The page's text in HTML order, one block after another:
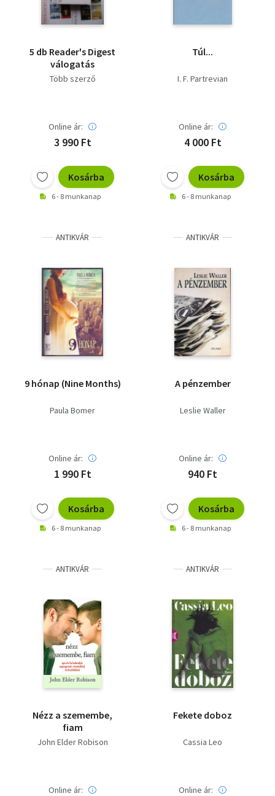
5 db Reader's Digest
válogatás
Több szerző
Online ár:
3 990 Ft
Kosárba
6 - 8 munkanap
Túl...
I. F. Partrevian
Online ár:
4 000 Ft
Kosárba
6 - 8 munkanap
ANTIKVÁR
9 hónap (Nine Months)
Paula Bomer
Online ár:
1 990 Ft
Kosárba
6 - 8 munkanap
ANTIKVÁR
A pénzember
Leslie Waller
Online ár:
940 Ft
Kosárba
6 - 8 munkanap
ANTIKVÁR
Nézz a szemembe,
fiam
John Elder Robison
Online ár:
ANTIKVÁR
Fekete doboz
Cassia Leo
Online ár: